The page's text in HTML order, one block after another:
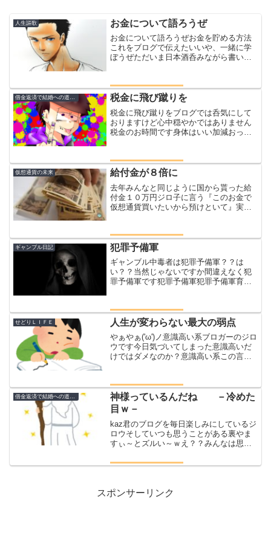
人生謳歌 お金について語ろうぜ
お金について語ろうぜお金を貯める方法
これをブログで伝えたいいや、一緒に学
ぼうぜただいま日本酒呑みながら書いて
うと思いますまず、お金を貯める方法み
んな知ってます？...
借金返済で結婚への道のり 税金に飛び蹴りを
税金に飛び蹴りをブログでは呑気にして
おりますけど心中穏やかではありません
税金のお時間です身体はいい加減おっさ
ことが２度しかない郵便物とか見ないの
で親が払ったり、会社が払...
仮想通貨の未来 給付金が８倍に
去年みんなと同じように国から貰った給
付金１０万円ジロ子に言う『このお金で
仮想通貨買いたいから預けといて』実は
仮想通貨に換えていた自分自身が信用で
きないというまっとうな理...
ギャンブル日記 犯罪予備軍
ギャンブル中毒者は犯罪予備軍？？は
い？？当然じゃないですか間違えなく犯
罪予備軍です犯罪予備軍犯罪予備軍育成
方趣味としてやっている方むしろ勝って
いるギャン中色々な人がいま...
せどりＬＩＦＥ 人生が変わらない最大の弱点
やぁやぁ('ω')ノ意識高い系ブロガーのジロ
ウです今日気づいてしまった意識高いだ
けではダメなのか？意識高い系この言葉
じゃない(*'ω'*)俺は意識が高いから仕方な
いよね...
借金返済で結婚への道のり
神様っているんだね －冷めた
目ｗ－
kaz君のブログを毎日楽しみにしているジ
ロウそしていつも思うことがある裏やま
すぃ～とズルい～ｗえ？？みんなは思わ
妬と僻みですけどなにか？(=_=)？？だっ
スポンサーリンク